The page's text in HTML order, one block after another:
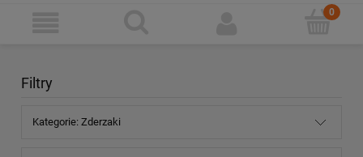
Filtry
Kategorie: Zderzaki